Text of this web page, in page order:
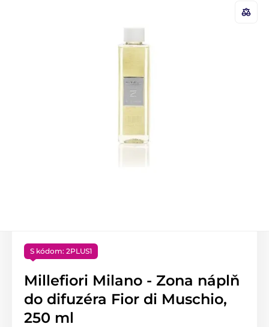
S kódom: 2PLUS1
Millefiori Milano - Zona náplň
do difuzéra Fior di Muschio,
250 ml